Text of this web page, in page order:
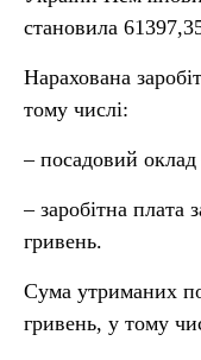
становила
Нарахована
тому числі:
– посадовий
– заробітна плата
гривень.
Сума утриманих
гривень, у тому